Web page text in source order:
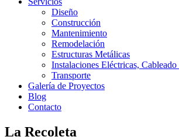
Diseño
Construcción
Mantenimiento
Remodelación
Estructuras Metálicas
Instalaciones Eléctricas,
Transporte
Galería de Proyectos
Blog
Contacto
La Recoleta